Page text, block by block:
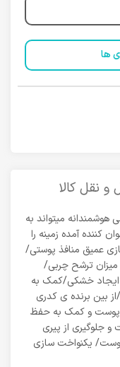
ها
نقل کالا
میتواند به
آمده زمینه را
عمیق منافذ پوستی/
میزان ترشح چربی/
ایجاد خشکی/کمک به
برنده ی کدری
پوست و کمک به حفظ
جلوگیری از پیری
یکنواخت سازی